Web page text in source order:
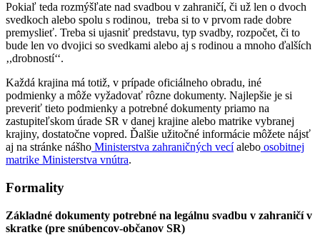
Pokiaľ teda rozmýšľate nad svadbou v zahraničí, či už len o dvoch
svedkoch alebo spolu s rodinou, treba si to v prvom rade dobre
premyslieť. Treba si ujasniť predstavu, typ svadby, rozpočet, či to
bude len vo dvojici so svedkami alebo aj s rodinou a mnoho ďalších
‚,drobností‘‘.
Každá krajina má totiž, v prípade oficiálneho obradu, iné
podmienky a môže vyžadovať rôzne dokumenty. Najlepšie je si
preveriť tieto podmienky a potrebné dokumenty priamo na
zastupiteľskom úrade SR v danej krajine alebo matrike vybranej
krajiny, dostatočne vopred. Ďalšie užitočné informácie môžete nájsť
aj na stránke nášho Ministerstva zahraničných vecíalebo osobitnej
matrike Ministerstva vnútra.
Formality
Základné dokumenty potrebné na legálnu svadbu v zahraničí v
skratke (pre snúbencov-občanov SR)